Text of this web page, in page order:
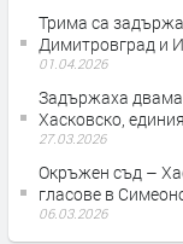
Трима са
Димитровград и
01.04.2026
Задържаха двама
Хасковско,
27.03.2026
Окръжен съд –
гласове в
06.03.2026